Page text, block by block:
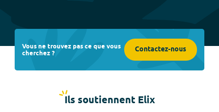
Vous ne trouvez pas ce que vous
cherchez ? Contactez-nous
Ils soutiennent Elix